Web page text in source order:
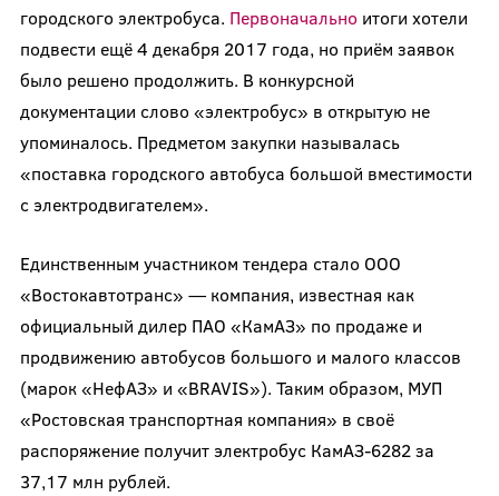
городского электробуса. Первоначально итоги хотели
подвести ещё 4 декабря 2017 года, но приём заявок
было решено продолжить. В конкурсной
документации слово «электробус» в открытую не
упоминалось. Предметом закупки называлась
«поставка городского автобуса большой вместимости
с электродвигателем».
Единственным участником тендера стало ООО
«Востокавтотранс» — компания, известная как
официальный дилер ПАО «КамАЗ» по продаже и
продвижению автобусов большого и малого классов
(марок «НефАЗ» и «BRAVIS»). Таким образом, МУП
«Ростовская транспортная компания» в своё
распоряжение получит электробус КамАЗ-6282 за
37,17 млн рублей.